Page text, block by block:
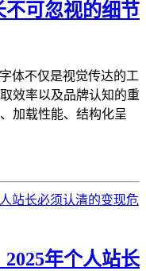
不可忽视的细节
体不仅是视觉传达的工
效率以及品牌认知的重
加载性能、结构化呈
年个人站长